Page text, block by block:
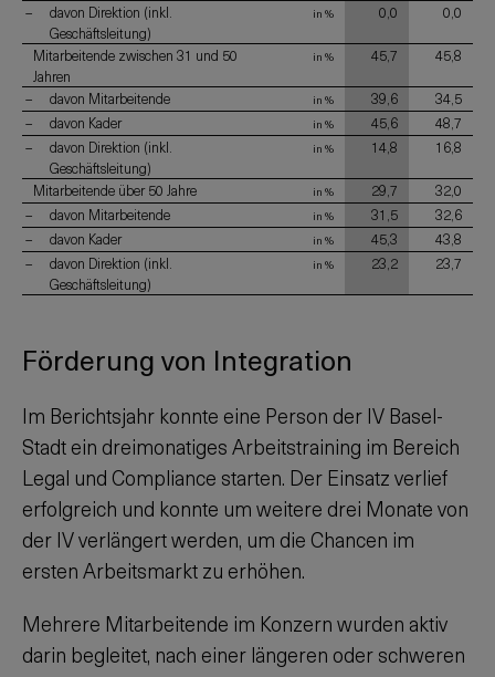
davon Direktion (inkl.
Geschäftsleitung)
in % 0,0 0,0
Mitarbeitende zwischen 31 und 50
Jahren
in % 45,7 45,8
davon Mitarbeitende in % 39,6
34,5
davon Kader
in % 45,6
48,7
davon Direktion (inkl.
Geschäftsleitung)
in % 14,8 16,8
Mitarbeitende über 50 Jahre in % 29,7
32,0
davon Mitarbeitende
in % 31,5
32,6
davon Kader
in % 45,3
43,8
davon Direktion (inkl.
Geschäftsleitung)
in % 23,2 23,7
Förderung von Integration
Im Berichtsjahr konnte eine Person der IV Basel-
Stadt ein dreimonatiges Arbeitstraining im Bereich
Legal und Compliance starten. Der Einsatz verlief
erfolgreich und konnte um weitere drei Monate von
der IV verlängert werden, um die Chancen im
ersten Arbeitsmarkt zu erhöhen.
Mehrere Mitarbeitende im Konzern wurden aktiv
darin begleitet, nach einer längeren oder schweren